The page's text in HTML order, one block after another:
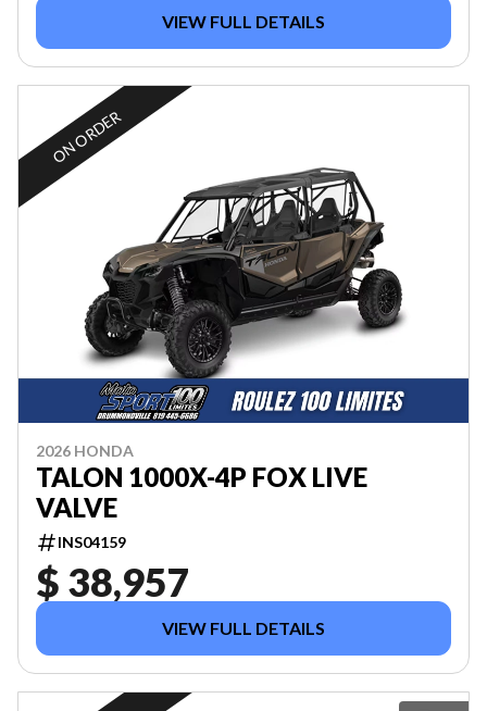
VIEW FULL DETAILS
ON ORDER
2026 HONDA
TALON 1000X-4P FOX LIVE
VALVE
INS04159
$ 38,957
VIEW FULL DETAILS